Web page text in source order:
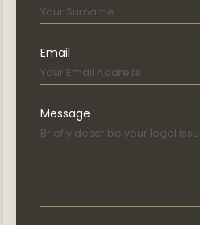
Email
Message